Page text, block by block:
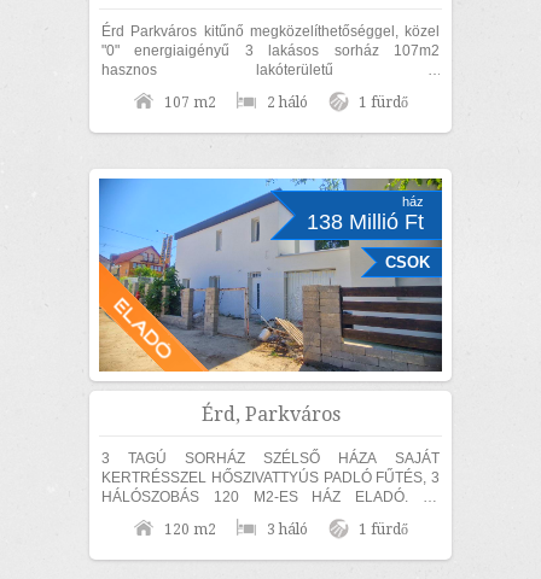
Érd Parkváros kitűnő megközelíthetőséggel, közel
"0" energiaigényű 3 lakásos sorház 107m2
hasznos lakóterületű 2
szoba+nappalis+GARÁZSOS, belső kétszintes,
KÜLÖN UTCAFRONTI...
107 m2 2 háló 1 fürdő
ház
138 Millió Ft
CSOK
Érd, Parkváros
3 TAGÚ SORHÁZ SZÉLSŐ HÁZA SAJÁT
KERTRÉSSZEL HŐSZIVATTYÚS PADLÓ FŰTÉS, 3
HÁLÓSZOBÁS 120 M2-ES HÁZ ELADÓ. Az
ingatlan 30-as hőszigetelő téglából épült, amelyre
15 cm...
120 m2 3 háló 1 fürdő